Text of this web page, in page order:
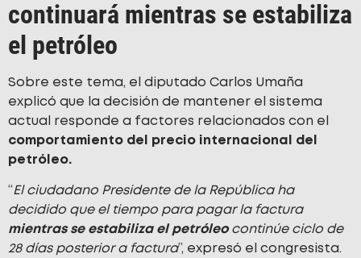
continuará mientras se estabiliza
el petróleo
Sobre este tema, el diputado Carlos Umaña
explicó que la decisión de mantener el sistema
actual responde a factores relacionados con el
comportamiento del precio internacional del
petróleo.
“El ciudadano Presidente de la República ha
decidido que el tiempo para pagar la factura
mientras se estabiliza el petróleo continúe ciclo de
28 días posterior a factura”, expresó el congresista.